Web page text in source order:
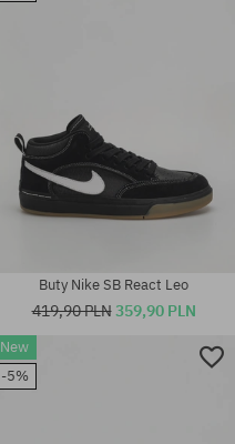
Dostępne rozmiary:
Buty Nike SB React Leo
419,90 PLN359,90 PLN
New
-5%